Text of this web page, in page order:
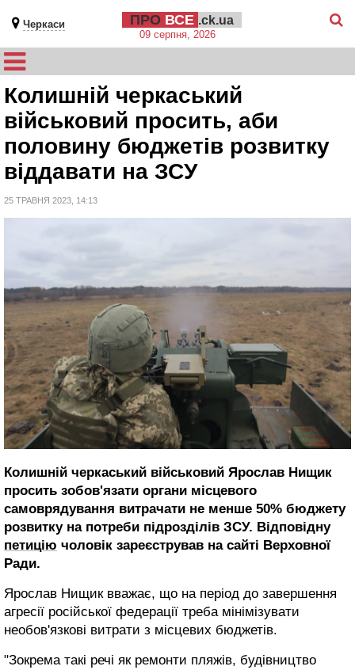
Черкаси ПРО ВСЕ .ck.ua
09 серпня, 2026
Колишній черкаський
військовий просить, аби
половину бюджетів розвитку
віддавати на ЗСУ
25 ТРАВНЯ 2023, 14:13
Колишній черкаський військовий Ярослав Нищик
просить зобов'язати органи місцевого
самоврядування витрачати не менше 50% бюджету
розвитку на потреби підрозділів ЗСУ. Відповідну
петицію чоловік зареєстрував на сайті Верховної
Ради.
Ярослав Нищик вважає, що на період до завершення
агресії російської федерації треба мінімізувати
необов'язкові витрати з місцевих бюджетів.
"Зокрема такі речі як ремонти пляжів, будівництво